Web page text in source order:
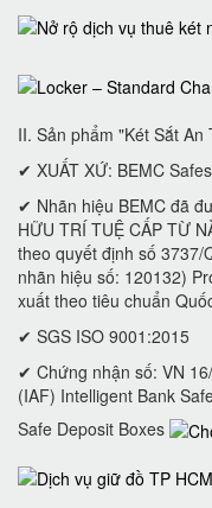
II. Sản phẩm "Két Sắt
✔ XUẤT XỨ: BEMC Safes
✔ Nhãn hiệu BEMC đã
HỮU TRÍ TUỆ CẤP TỪ
theo quyết định số
nhãn hiệu số: 120132)
xuất theo tiêu chuẩn
✔ SGS ISO 9001:2015
✔ Chứng nhận số: VN
(IAF) Intelligent Bank
Safe Deposit Boxes